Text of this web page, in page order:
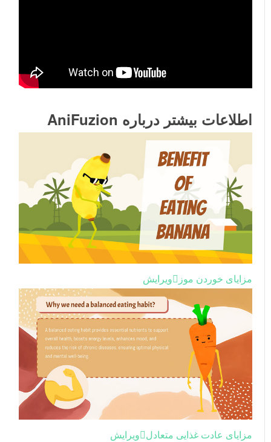
اطلاعات بیشتر درباره AniFuzion
مزایای خوردن موز ویرایش
مزایای عادت غذایی متعادل ویرایش